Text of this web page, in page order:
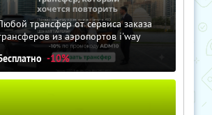
трансфер от сервиса заказа
из аэропортов i'way
-10%